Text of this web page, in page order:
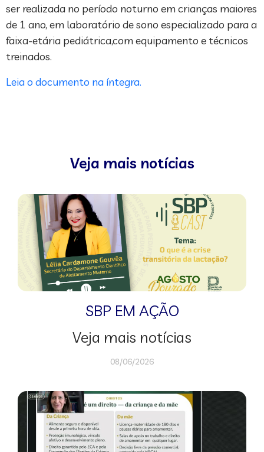
ser realizada no período noturno em crianças maiores
de 1 ano, em laboratório de sono especializado para a
faixa-etária pediátrica,com equipamento e técnicos
treinados.
Leia o documento na íntegra.
Veja mais notícias
SBP EM AÇÃO
Veja mais notícias
08/06/2026